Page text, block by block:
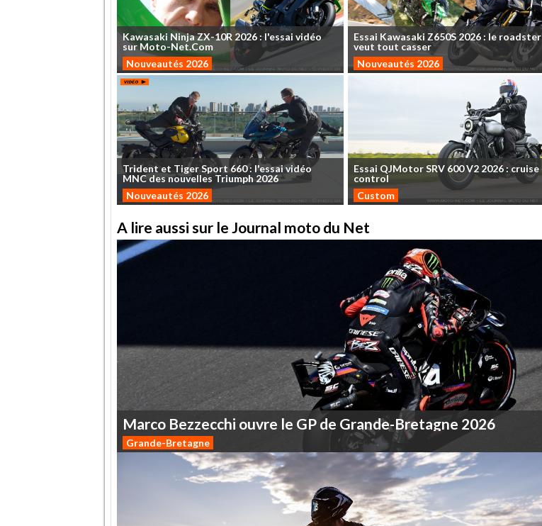
Kawasaki NinjaZX-10R 2026 : l'essai vidéo
sur Moto-Net.Com
Nouveautés 2026
Essai Kawasaki Z650S2026: le roadster
veut tout casser
Nouveautés 2026
Trident et TigerSport 660: l'essaividéo
MNCdesnouvelles Triumph2026
Nouveautés 2026
Essai QJMotorSRV 600V2 2026: cruise
control
Custom
A lire aussi sur le Journal moto du Net
Marco Bezzecchi ouvre le GP de Grande-Bretagne 2026
Grande-Bretagne